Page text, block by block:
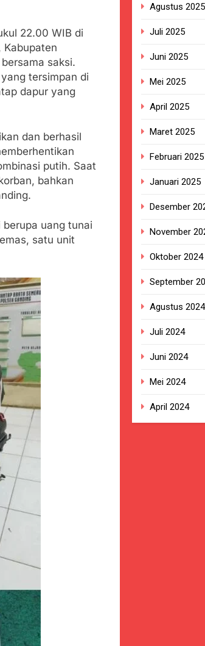
dan Berangkatkan Empat Korban
melalui Komite Sekolah, Disorot
Nasional TKBM: “Belum Ada Keputusan
Royong di Desa Sukakersa
Polisi Pastikan Penanganan Berjalan
KM Mutiara Sentosa 2 di
22.00 WIB di
Kabupaten
saksi.
tersimpan di
dapur yang
dan berhasil
putih. Saat
bahkan
uang tunai
satu unit
Agustus 2025
Juli 2025
Juni 2025
Mei 2025
April 2025
Maret 2025
Februari 2025
Januari 2025
Desember
November
Oktober 2024
September
Agustus 2024
Juli 2024
Juni 2024
Mei 2024
April 2024